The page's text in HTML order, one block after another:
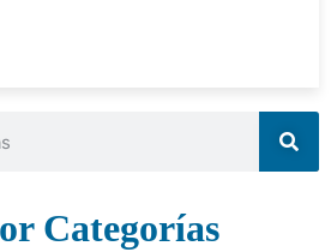
Categorías